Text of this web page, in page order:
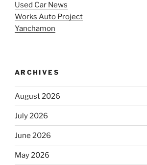
Used Car News
Works Auto Project
Yanchamon
ARCHIVES
August 2026
July 2026
June 2026
May 2026